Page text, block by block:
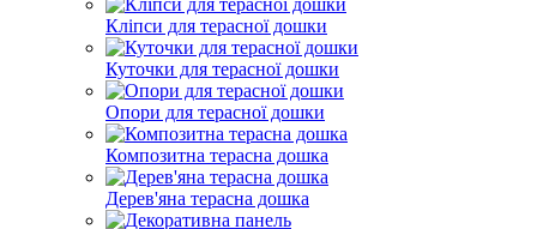
Кліпси для терасної дошки
Куточки для терасної дошки
Опори для терасної дошки
Композитна терасна дошка
Дерев'яна терасна дошка